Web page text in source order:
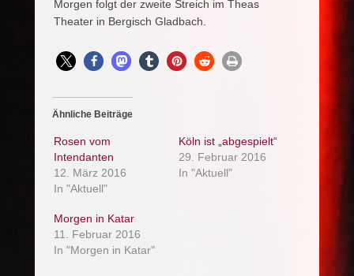
Morgen folgt der zweite Streich im Theas
Theater in Bergisch Gladbach.
Ähnliche Beiträge
Rosen vom
Intendanten
12. März 2016
In "Aktuell"
Köln ist „abgespielt“
29. Februar 2016
In "Aktuell"
Morgen in Katar
11. Februar 2016
In "Morgen in Katar"